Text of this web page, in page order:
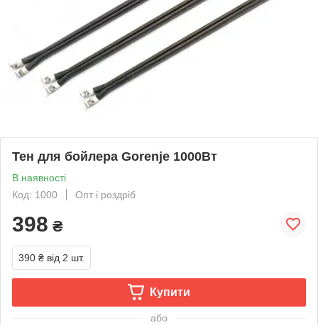
Тен для бойлера Gorenje 1000Вт
В наявності
Код: 1000
Опт і роздріб
398 ₴
390 ₴ від 2 шт.
Купити
або